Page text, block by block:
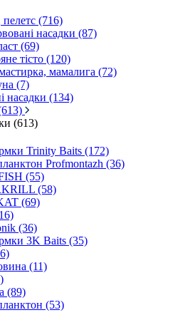
(716)
насадки (87)
(69)
тісто (120)
мамалига (72)
(7)
насадки (134)
(613)
Trinity Baits (172)
Profmontazh (36)
(55)
(58)
(69)
(36)
3K Baits (35)
(11)
(89)
(53)